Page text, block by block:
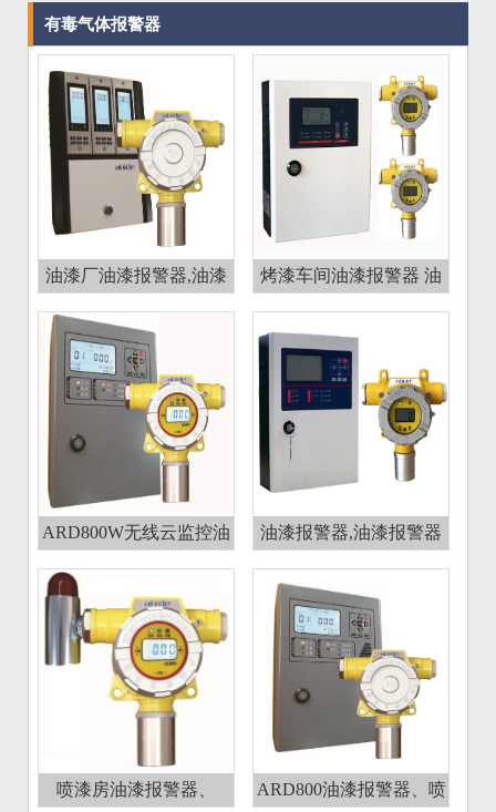
有毒气体报警器
油漆厂油漆报警器,油漆
浓度报警器
烤漆车间油漆报警器 油
漆浓度报警仪GT-JXT600
ARD800W无线云监控油
漆报警器,喷漆房油漆浓
度报警仪
油漆报警器,油漆报警器
厂家,油漆浓度检测仪
喷漆房油漆报警器、
ARD800油漆报警器、喷